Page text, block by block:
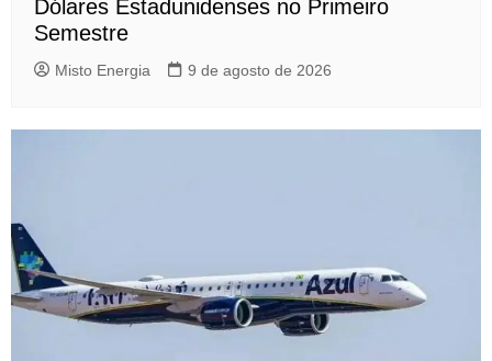
Dólares Estadunidenses no Primeiro
Semestre
Misto Energia 9 de agosto de 2026